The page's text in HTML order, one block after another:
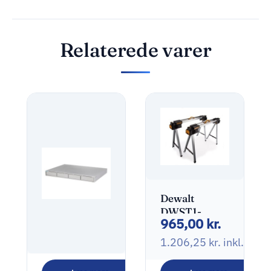
Relaterede varer
Dewalt
DWST1-
75676 Savhest
965,00 kr.
1.206,25 kr. inkl.